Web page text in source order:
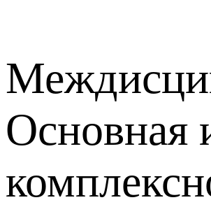
Основная